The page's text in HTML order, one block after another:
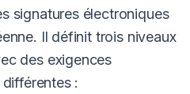
signatures électroniques
Il définit trois niveaux
des exigences
: